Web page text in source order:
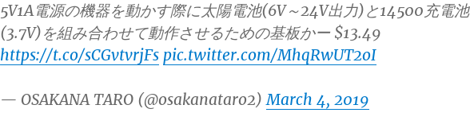
5V1A電源の機器を動かす際に太陽電池(6V～24V出力)と14500充電池
(3.7V)を組み合わせて動作させるための基板かー $13.49
https://t.co/sCGvtvrjFs pic.twitter.com/MhqRwUT2oI
— OSAKANA TARO (@osakanataro2)March 4, 2019